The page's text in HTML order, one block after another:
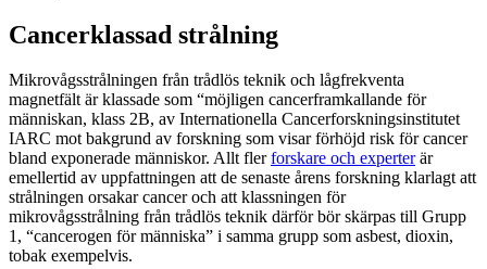
Cancerklassad strålning
Mikrovågsstrålningen från trådlös teknik och lågfrekventa
magnetfält är klassade som “möjligen cancerframkallande för
människan, klass 2B, av Internationella Cancerforskningsinstitutet
IARC mot bakgrund av forskning som visar förhöjd risk för cancer
bland exponerade människor. Allt flerforskare och experterär
emellertid av uppfattningen att de senaste årens forskning klarlagt att
strålningen orsakar cancer och att klassningen för
mikrovågsstrålning från trådlös teknik därför bör skärpas till Grupp
1, “cancerogen för människa” i samma grupp som asbest, dioxin,
tobak exempelvis.